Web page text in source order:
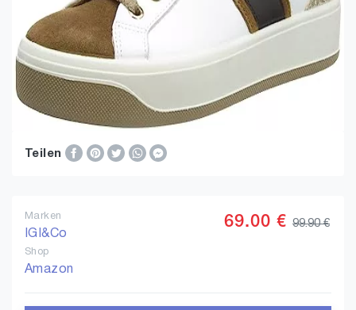
Teilen
Marken
IGI&Co
Shop
Amazon
69.00 € 99.90 €